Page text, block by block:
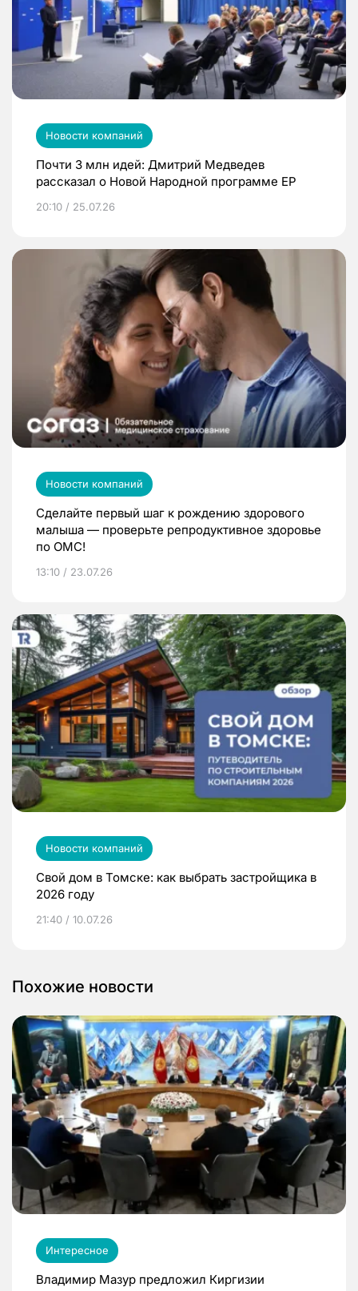
Новости компаний
Почти 3 млн идей: Дмитрий Медведев
рассказал о Новой Народной программе ЕР
20:10 / 25.07.26
Новости компаний
Сделайте первый шаг к рождению здорового
малыша — проверьте репродуктивное здоровье
по ОМС!
13:10 / 23.07.26
Новости компаний
Свой дом в Томске: как выбрать застройщика в
2026 году
21:40 / 10.07.26
Похожие новости
Интересное
Владимир Мазур предложил Киргизии